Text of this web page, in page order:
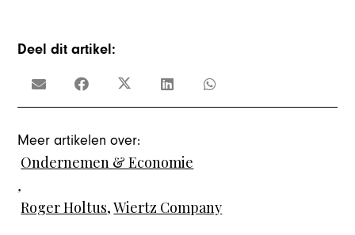
Deel dit artikel:
Meer artikelen over:
Ondernemen & Economie
,
Roger Holtus,Wiertz Company